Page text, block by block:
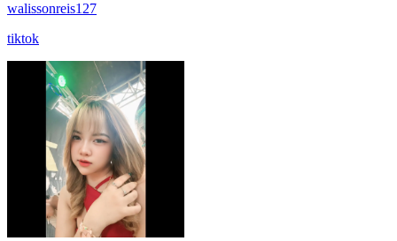
walissonreis127
tiktok